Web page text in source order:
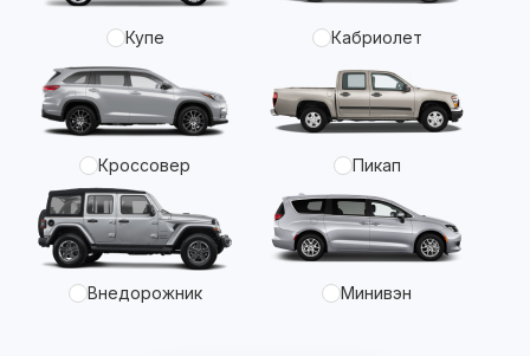
Купе Кабриолет
Кроссовер Пикап
Внедорожник Минивэн